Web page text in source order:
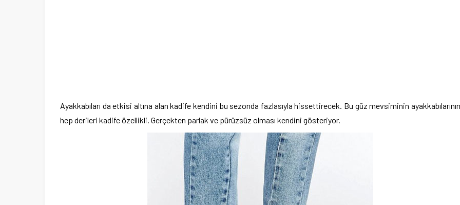
Ayakkabıları da etkisi altına alan kadife kendini bu sezonda fazlasıyla hissettirecek. Bu güz mevsiminin ayakkabılarının
hep derileri kadife özellikli. Gerçekten parlak ve pürüzsüz olması kendini gösteriyor.